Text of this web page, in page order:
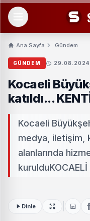
Ana Sayfa Gündem
GÜNDEM 29.08.2024
Kocaeli
katıldı...
Kocaeli
medya, iletişim,
alanlarında
Dinle